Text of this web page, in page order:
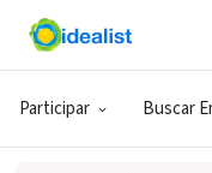
Participar Buscar
ONG (SETOR
International
Coalition